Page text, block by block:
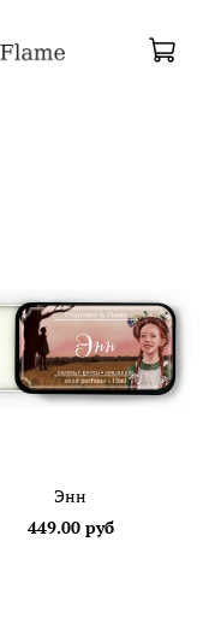
Энн
449.00 руб